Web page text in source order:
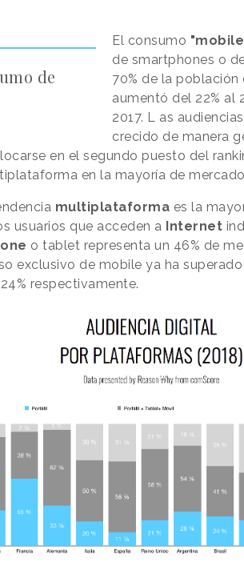
de
El consumo
de smartphones o
70% de la
aumentó del 22% al
2017. L as audiencias
crecido de manera
en el segundo puesto del
en la mayoría de
multiplataforma es la
usuarios que acceden a Internet
o tablet representa un 46% de
exclusivo de mobile ya ha
respectivamente.